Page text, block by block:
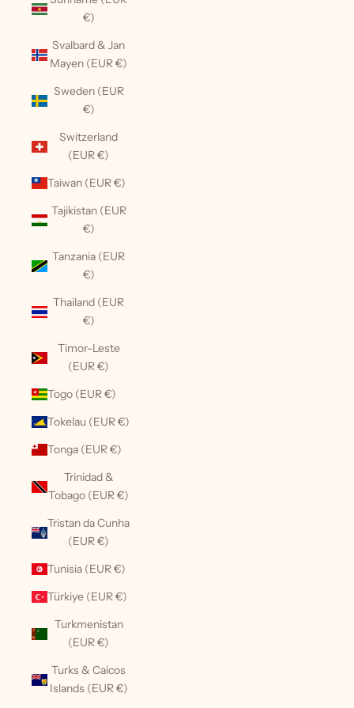
€)
Svalbard & Jan
Mayen (EUR €)
Sweden (EUR
€)
Switzerland
(EUR €)
Taiwan (EUR €)
Tajikistan (EUR
€)
Tanzania (EUR
€)
Thailand (EUR
€)
Timor-Leste
(EUR €)
Togo (EUR €)
Tokelau (EUR €)
Tonga (EUR €)
Trinidad &
Tobago (EUR €)
Tristan da Cunha
(EUR €)
Tunisia (EUR €)
Türkiye (EUR €)
Turkmenistan
(EUR €)
Turks & Caicos
Islands (EUR €)